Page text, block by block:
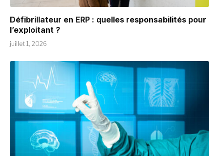
Défibrillateur en ERP : quelles responsabilités pour
l’exploitant ?
juillet 1, 2026